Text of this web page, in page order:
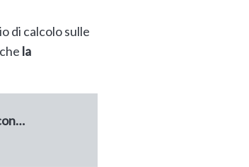
di calcolo sulle
la